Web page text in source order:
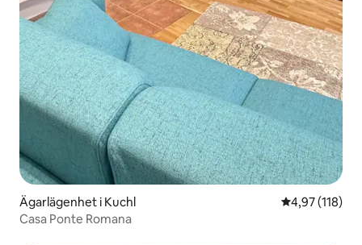
Ägarlägenhet i Kuchl 4,97 av 5 i
4,97 (118)
Casa Ponte Romana